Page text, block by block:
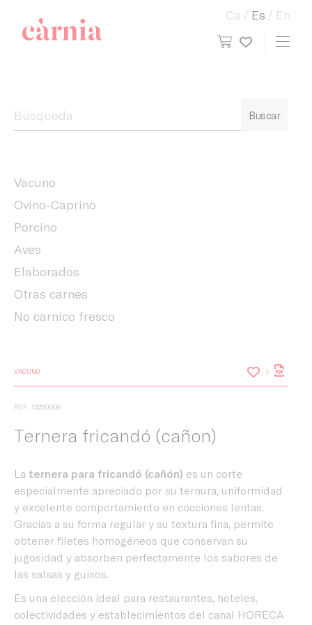
view cartMy
Ca Es En
Buscar
Vacuno
Ovino-Caprino
Porcino
Aves
Elaborados
Otras carnes
No carnico fresco
VACUNO
REF: 13250009
Ternera fricandó (cañon)
La ternera para fricandó (cañón) es un corte
especialmente apreciado por su ternura, uniformidad
y excelente comportamiento en cocciones lentas.
Gracias a su forma regular y su textura fina, permite
obtener filetes homogéneos que conservan su
jugosidad y absorben perfectamente los sabores de
las salsas y guisos.
Es una elección ideal para restaurantes, hoteles,
colectividades y establecimientos del canal HORECA